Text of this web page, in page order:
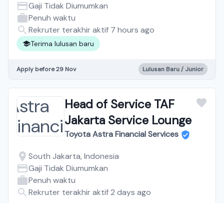
Gaji Tidak Diumumkan
Penuh waktu
Rekruter terakhir aktif 7 hours ago
Terima lulusan baru
Apply before 29 Nov Lulusan Baru / Junior
Head of Service TAF
Jakarta Service Lounge
Toyota Astra Financial Services
South Jakarta, Indonesia
Gaji Tidak Diumumkan
Penuh waktu
Rekruter terakhir aktif 2 days ago